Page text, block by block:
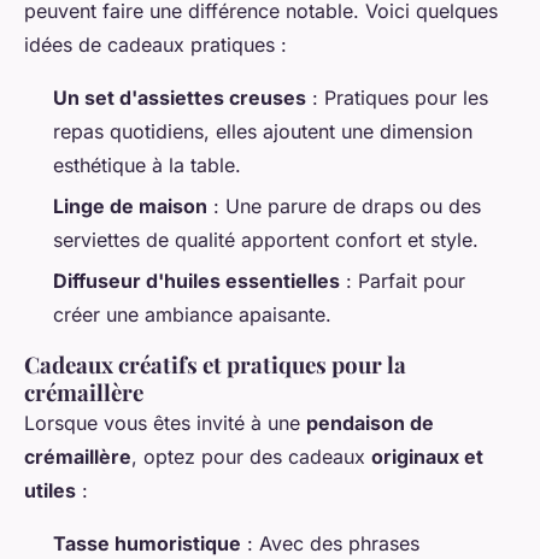
peuvent faire une différence notable. Voici quelques
idées de cadeaux pratiques :
Un set d'assiettes creuses : Pratiques pour les
repas quotidiens, elles ajoutent une dimension
esthétique à la table.
Linge de maison : Une parure de draps ou des
serviettes de qualité apportent confort et style.
Diffuseur d'huiles essentielles : Parfait pour
créer une ambiance apaisante.
Cadeaux créatifs et pratiques pour la
crémaillère
Lorsque vous êtes invité à une pendaison de
crémaillère, optez pour des cadeaux originaux et
utiles :
Tasse humoristique : Avec des phrases